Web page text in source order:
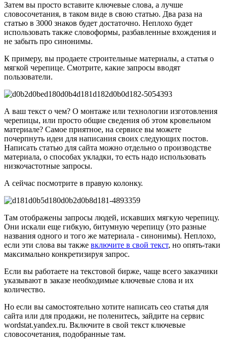
Затем вы просто вставите ключевые слова, а лучше
словосочетания, в таком виде в свою статью. Два раза на
статью в 3000 знаков будет достаточно. Неплохо будет
использовать также словоформы, разбавленные вхождения и
не забыть про синонимы.
К примеру, вы продаете строительные материалы, а статья о
мягкой черепице. Смотрите, какие запросы вводят
пользователи.
А ваш текст о чем? О монтаже или технологии изготовления
черепицы, или просто общие сведения об этом кровельном
материале? Самое приятное, на сервисе вы можете
почерпнуть идеи для написания своих следующих постов.
Написать статью для сайта можно отдельно о производстве
материала, о способах укладки, то есть надо использовать
низкочастотные запросы.
А сейчас посмотрите в правую колонку.
Там отображены запросы людей, искавших мягкую черепицу.
Они искали еще гибкую, битумную черепицу (это разные
названия одного и того же материала - синонимы). Неплохо,
если эти слова вы также включите в свой текст, но опять-таки
максимально конкретизируя запрос.
Если вы работаете на текстовой бирже, чаще всего заказчики
указывают в заказе необходимые ключевые слова и их
количество.
Но если вы самостоятельно хотите написать сео статья для
сайта или для продажи, не поленитесь, зайдите на сервис
wordstat.yandex.ru. Включите в свой текст ключевые
словосочетания, подобранные там.